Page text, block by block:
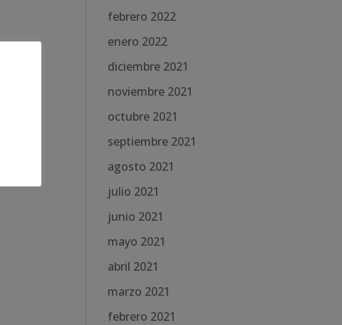
febrero 2022
enero 2022
diciembre 2021
noviembre 2021
octubre 2021
septiembre 2021
agosto 2021
julio 2021
junio 2021
mayo 2021
abril 2021
marzo 2021
febrero 2021